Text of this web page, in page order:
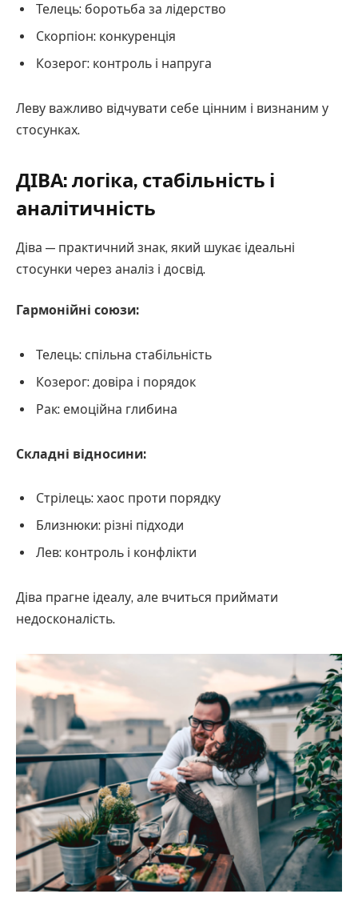
Телець: боротьба за лідерство
Скорпіон: конкуренція
Козерог: контроль і напруга
Леву важливо відчувати себе цінним і визнаним у
стосунках.
ДІВА: логіка, стабільність і
аналітичність
Діва — практичний знак, який шукає ідеальні
стосунки через аналіз і досвід.
Гармонійні союзи:
Телець: спільна стабільність
Козерог: довіра і порядок
Рак: емоційна глибина
Складні відносини:
Стрілець: хаос проти порядку
Близнюки: різні підходи
Лев: контроль і конфлікти
Діва прагне ідеалу, але вчиться приймати
недосконалість.